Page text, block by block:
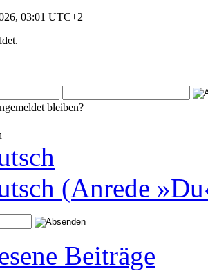
03:01 UTC+2
bleiben?
(Anrede
Beiträge